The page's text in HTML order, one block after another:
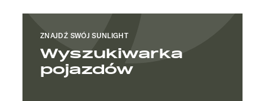
ZNAJDŹ SWÓJ SUNLIGHT
Wyszukiwarka
pojazdów